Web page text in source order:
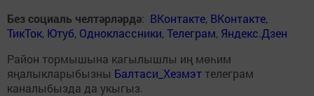
Без социаль челтәрләрдә: ВКонтакте, ВКонтакте,
ТикТок, Ютуб, Одноклассники,Телеграм, Яндекс.Дзен
Район тормышына кагылышлы иң мөһим
яңалыкларыбызны Балтаси_Хезмэт телеграм
каналыбызда да укыгыз.